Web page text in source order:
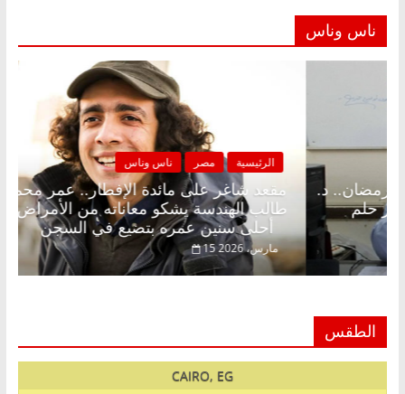
ناس وناس
مقعد
طالب
أحلى سنين عمره بتضيع في السجن
15 مارس، 2026
ناس وناس
شاغر على الإفطار وبلكونة بلا زينة رمضان.. د.
فاروق خبير اقتصادي في انتظار حلم
الطقس
CAIRO, EG